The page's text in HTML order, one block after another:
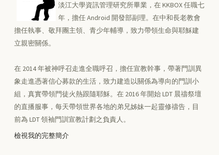
淡江大學資訊管理研究所畢業，在 KKBOX 任職七
年，擔任 Android 開發部副理。在中和長老教會
擔任執事、敬拜團主領、青少年輔導，致力帶領生命與耶穌建
立親密關係。
在 2014 年被神呼召走進全職呼召，擔任宣教幹事，帶著門訓異
象走進憑著信心募款的生活，致力建造以關係為導向的門訓小
組，真實帶領門徒火熱跟隨耶穌。在 2016 年開始 LDT 晨禱祭壇
的直播服事，每天帶領世界各地的弟兄姊妹一起靈修禱告，目
前為 LDT 領袖門訓宣教計劃之負責人。
檢視我的完整簡介